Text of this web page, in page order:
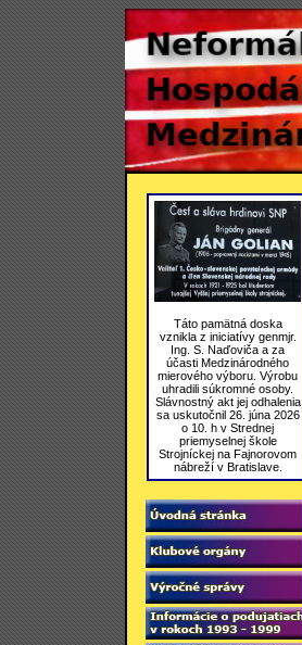
Táto pamätná doska
vznikla z iniciatívy genmjr.
Ing. S. Naďoviča a za
účasti Medzinárodného
mierového výboru. Výrobu
uhradili súkromné osoby.
Slávnostný akt jej odhalenia
sa uskutočnil 26. júna 2026
o 10. h v Strednej
priemyselnej škole
Strojníckej na Fajnorovom
nábreží v Bratislave.